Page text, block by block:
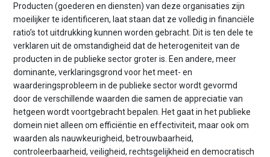
m
a
i
n
c
o
n
t
e
n
t
Producten (goederen en diensten) van deze organisaties zijn
moeilijker te identificeren, laat staan dat ze volledig in financiële
ratio’s tot uitdrukking kunnen worden gebracht. Dit is ten dele te
verklaren uit de omstandigheid dat de heterogeniteit van de
producten in de publieke sector groter is. Een andere, meer
dominante, verklaringsgrond voor het meet- en
waarderingsprobleem in de publieke sector wordt gevormd
door de verschillende waarden die samen de appreciatie van
hetgeen wordt voortgebracht bepalen. Het gaat in het publieke
domein niet alleen om efficiëntie en effectiviteit, maar ook om
waarden als nauwkeurigheid, betrouwbaarheid,
controleerbaarheid, veiligheid, rechtsgelijkheid en democratisch